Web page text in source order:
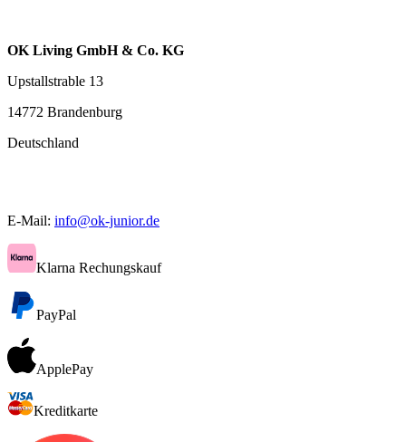
OK Living GmbH & Co. KG
Upstallstrable 13
14772 Brandenburg
Deutschland
E-Mail: info@ok-junior.de
Klarna Rechungskauf
PayPal
ApplePay
Kreditkarte